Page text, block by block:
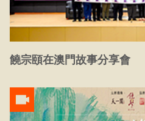
饒宗頤在澳門故事分享會